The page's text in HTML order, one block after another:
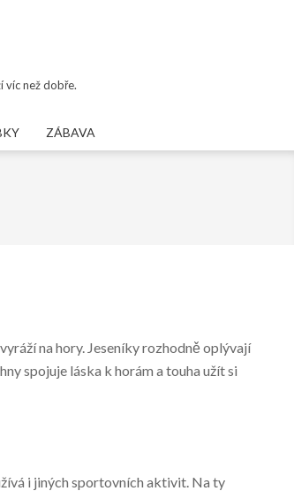
víc než dobře.
ZÁBAVA
na hory. Jeseníky rozhodně oplývají
spojuje láska k horám a touha užít si
i jiných sportovních aktivit. Na ty